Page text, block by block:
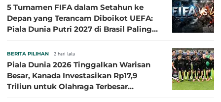
5 Turnamen FIFA dalam Setahun ke
Depan yang Terancam Diboikot UEFA:
Piala Dunia Putri 2027 di Brasil Paling
BERITA PILIHAN 2 hari lalu
Piala Dunia 2026 Tinggalkan Warisan
Besar, Kanada Investasikan Rp17,9
Triliun untuk Olahraga Terbesar